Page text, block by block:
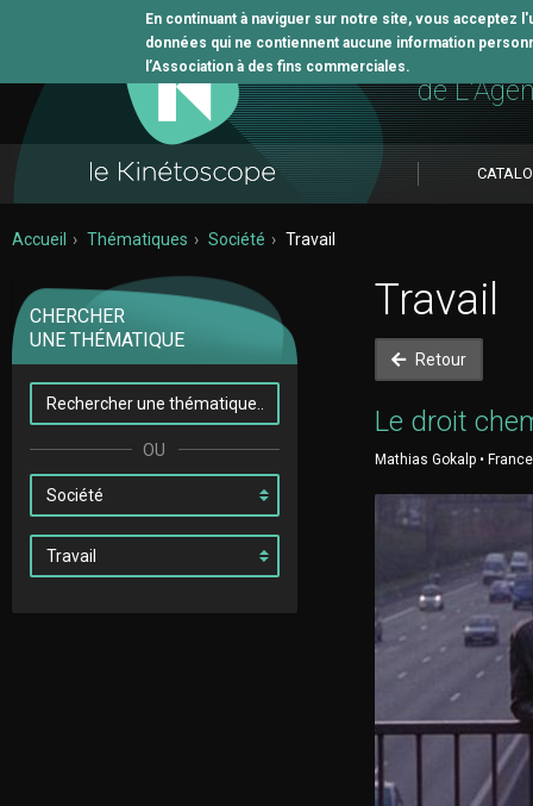
En continuant à naviguer sur notre site, vous
données qui ne contiennent aucune information
l’Association à des fins commerciales. L'outil
de
Accueil Thématiques Société Travail
CHERCHER
UNE THÉMATIQUE
Travail
Retour
Le droit
Mathias Gokalp •